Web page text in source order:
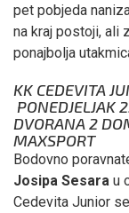
pet pobjeda
na kraj postoji, ali
ponajbolja
KK CEDEVITA
PONEDJELJAK
DVORANA 2
MAXSPORT
Bodovno
Josipa Sesara u
Cedevita Junior